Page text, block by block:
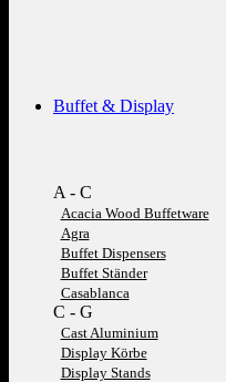
Buffet & Display
A - C
Acacia Wood Buffetware
Agra
Buffet Dispensers
Buffet Ständer
Casablanca
C - G
Cast Aluminium
Display Körbe
Display Stands